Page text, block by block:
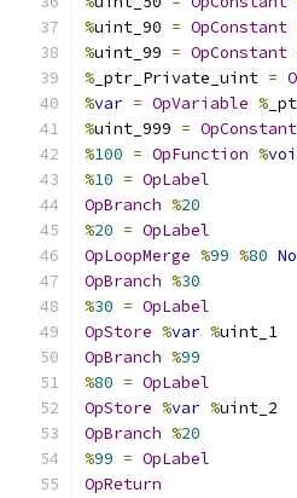
%uint_90 = OpConstant
%uint_99 = OpConstant
% _ptr_Private_uint =
%var = OpVariable %
%uint_999 = OpConstant
%100 = OpFunction %
%10 = OpLabel
OpBranch %20
%20 = OpLabel
OpLoopMerge %99 %80
OpBranch %30
%30 = OpLabel
OpStore %var %uint_1
OpBranch %99
%80 = OpLabel
OpStore %var %uint_2
OpBranch %20
%99 = OpLabel
OpReturn